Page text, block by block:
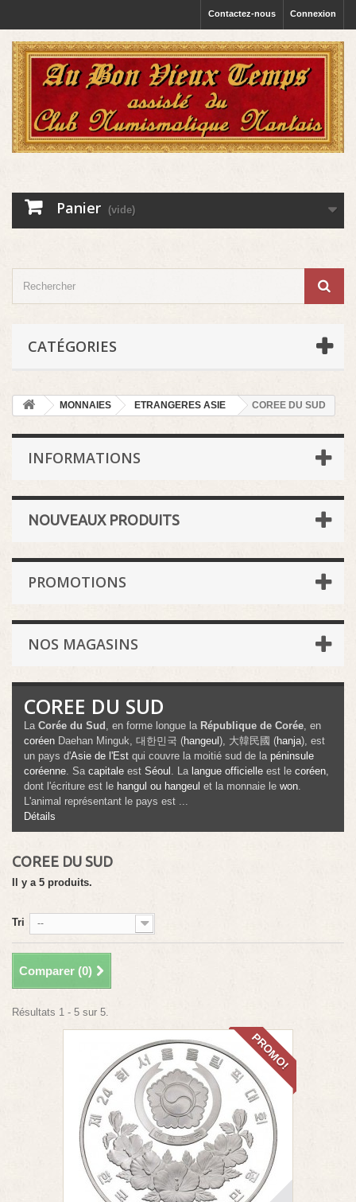
Connexion
Contactez-nous
Panier (vide)
CATÉGORIES
MONNAIES ETRANGERES ASIE COREE DU SUD
INFORMATIONS
NOUVEAUX PRODUITS
PROMOTIONS
NOS MAGASINS
COREE DU SUD
La Corée du Sud , en forme longue la République de Corée, en
coréen Daehan Minguk, 대한민국 (hangeul ), 大韓民國 (hanja), est
un pays d'Asie de l'Est qui couvre la moitié sud de la péninsule
coréenne. Sa capitale est Séoul . La langue officielle est le coréen,
dont l'écriture est le hangul ou hangeul et la monnaie le won.
L'animal représentant le pays est ...
Détails
COREE DU SUD
Il y a 5 produits.
Tri --
Comparer (0)
Résultats 1 - 5 sur 5.
PROMO!